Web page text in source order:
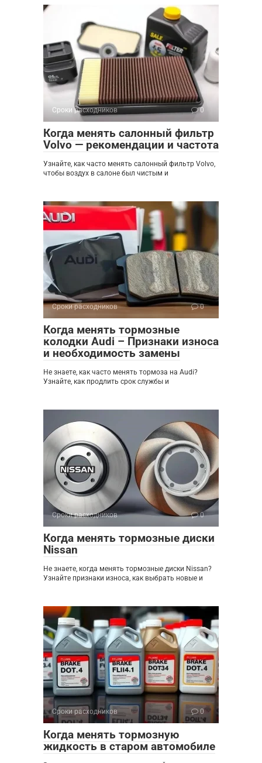
Сроки расходников 0
Когда менять салонный фильтр
Volvo — рекомендации и частота
Узнайте, как часто менять салонный фильтр Volvo,
чтобы воздух в салоне был чистым и
Сроки расходников 0
Когда менять тормозные
колодки Audi – Признаки износа
и необходимость замены
Не знаете, как часто менять тормоза на Audi?
Узнайте, как продлить срок службы и
Сроки расходников 0
Когда менять тормозные диски
Nissan
Не знаете, когда менять тормозные диски Nissan?
Узнайте признаки износа, как выбрать новые и
Сроки расходников 0
Когда менять тормозную
жидкость в старом автомобиле